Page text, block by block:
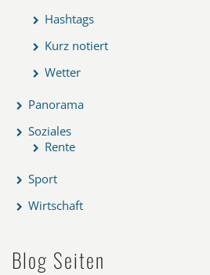
Hashtags
Kurz notiert
Wetter
Panorama
Soziales
Rente
Sport
Wirtschaft
Blog Seiten